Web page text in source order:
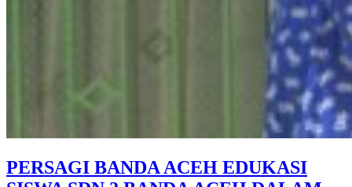
PERSAGI BANDA ACEH EDUKASI